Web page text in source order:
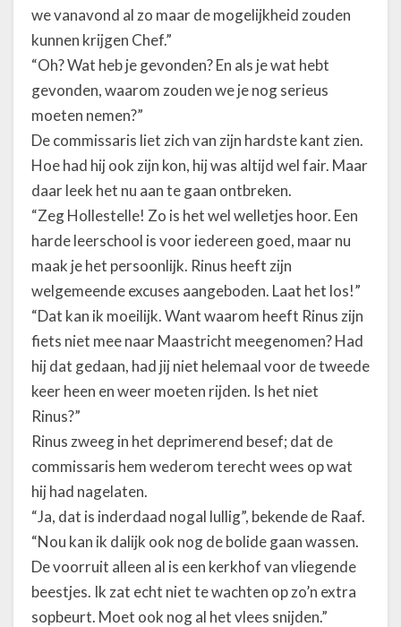
we vanavond al zo maar de mogelijkheid zouden
kunnen krijgen Chef.”
“Oh? Wat heb je gevonden? En als je wat hebt
gevonden, waarom zouden we je nog serieus
moeten nemen?”
De commissaris liet zich van zijn hardste kant zien.
Hoe had hij ook zijn kon, hij was altijd wel fair. Maar
daar leek het nu aan te gaan ontbreken.
“Zeg Hollestelle! Zo is het wel welletjes hoor. Een
harde leerschool is voor iedereen goed, maar nu
maak je het persoonlijk. Rinus heeft zijn
welgemeende excuses aangeboden. Laat het los!”
“Dat kan ik moeilijk. Want waarom heeft Rinus zijn
fiets niet mee naar Maastricht meegenomen? Had
hij dat gedaan, had jij niet helemaal voor de tweede
keer heen en weer moeten rijden. Is het niet
Rinus?”
Rinus zweeg in het deprimerend besef; dat de
commissaris hem wederom terecht wees op wat
hij had nagelaten.
“Ja, dat is inderdaad nogal lullig”, bekende de Raaf.
“Nou kan ik dalijk ook nog de bolide gaan wassen.
De voorruit alleen al is een kerkhof van vliegende
beestjes. Ik zat echt niet te wachten op zo’n extra
sopbeurt. Moet ook nog al het vlees snijden.”